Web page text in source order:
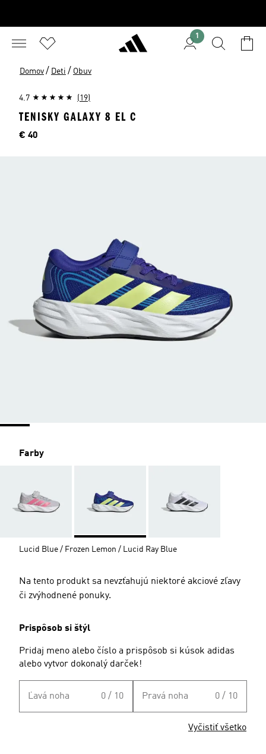
1
Domov / Deti / Obuv
4.7 (19)
TENISKY GALAXY 8 EL C
Cena
€ 40
Farby
Lucid Blue / Frozen Lemon / Lucid Ray Blue
Na tento produkt sa nevzťahujú niektoré akciové zľavy
či zvýhodnené ponuky.
Prispôsob si štýl
Pridaj meno alebo číslo a prispôsob si kúsok adidas
alebo vytvor dokonalý darček!
Ľavá noha 0 / 10 Pravá noha 0 / 10
Vyčistiť všetko